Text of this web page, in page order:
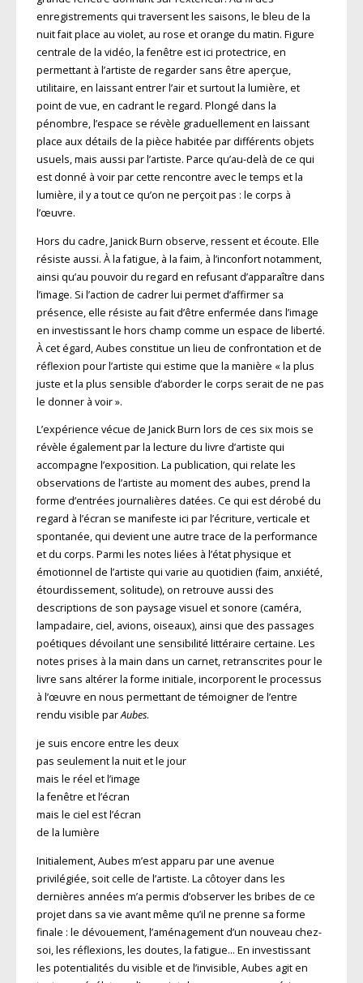
enregistrements qui traversent les saisons, le bleu de la
nuit fait place au violet, au rose et orange du matin. Figure
centrale de la vidéo, la fenêtre est ici protectrice, en
permettant à l’artiste de regarder sans être aperçue,
utilitaire, en laissant entrer l’air et surtout la lumière, et
point de vue, en cadrant le regard. Plongé dans la
pénombre, l’espace se révèle graduellement en laissant
place aux détails de la pièce habitée par différents objets
usuels, mais aussi par l’artiste. Parce qu’au-delà de ce qui
est donné à voir par cette rencontre avec le temps et la
lumière, il y a tout ce qu’on ne perçoit pas : le corps à
l’œuvre.
Hors du cadre, Janick Burn observe, ressent et écoute. Elle
résiste aussi. À la fatigue, à la faim, à l’inconfort notamment,
ainsi qu’au pouvoir du regard en refusant d’apparaître dans
l’image. Si l’action de cadrer lui permet d’affirmer sa
présence, elle résiste au fait d’être enfermée dans l’image
en investissant le hors champ comme un espace de liberté.
À cet égard, Aubes constitue un lieu de confrontation et de
réflexion pour l’artiste qui estime que la manière « la plus
juste et la plus sensible d’aborder le corps serait de ne pas
le donner à voir ».
L’expérience vécue de Janick Burn lors de ces six mois se
révèle également par la lecture du livre d’artiste qui
accompagne l’exposition. La publication, qui relate les
observations de l’artiste au moment des aubes, prend la
forme d’entrées journalières datées. Ce qui est dérobé du
regard à l’écran se manifeste ici par l’écriture, verticale et
spontanée, qui devient une autre trace de la performance
et du corps. Parmi les notes liées à l’état physique et
émotionnel de l’artiste qui varie au quotidien (faim, anxiété,
étourdissement, solitude), on retrouve aussi des
descriptions de son paysage visuel et sonore (caméra,
lampadaire, ciel, avions, oiseaux), ainsi que des passages
poétiques dévoilant une sensibilité littéraire certaine. Les
notes prises à la main dans un carnet, retranscrites pour le
livre sans altérer la forme initiale, incorporent le processus
à l’œuvre en nous permettant de témoigner de l’entre
rendu visible parAubes.
je suis encore entre les deux
pas seulement la nuit et le jour
mais le réel et l’image
la fenêtre et l’écran
mais le ciel est l’écran
de la lumière
Initialement, Aubes m’est apparu par une avenue
privilégiée, soit celle de l’artiste. La côtoyer dans les
dernières années m’a permis d’observer les bribes de ce
projet dans sa vie avant même qu’il ne prenne sa forme
finale : le dévouement, l’aménagement d’un nouveau chez-
soi, les réflexions, les doutes, la fatigue… En investissant
les potentialités du visible et de l’invisible, Aubes agit en